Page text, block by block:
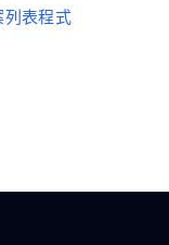
列表程式